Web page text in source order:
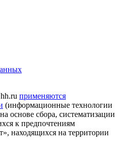
применяются
(информационные технологии
основе сбора, систематизации
к предпочтениям
находящихся на территории